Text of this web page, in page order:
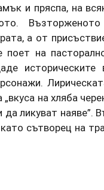
и пряспа, на
а от
на
историческите
на хляба
ликуват наяве”.
сътворец на